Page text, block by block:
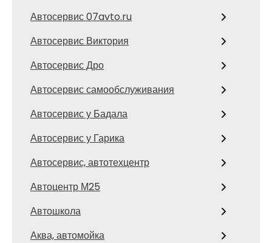
Автосервис 07avto.ru
Автосервис Виктория
Автосервис Дро
Автосервис самообслуживания
Автосервис у Бадала
Автосервис у Гарика
Автосервис, автотехцентр
Автоцентр М25
Автошкола
Аква, автомойка